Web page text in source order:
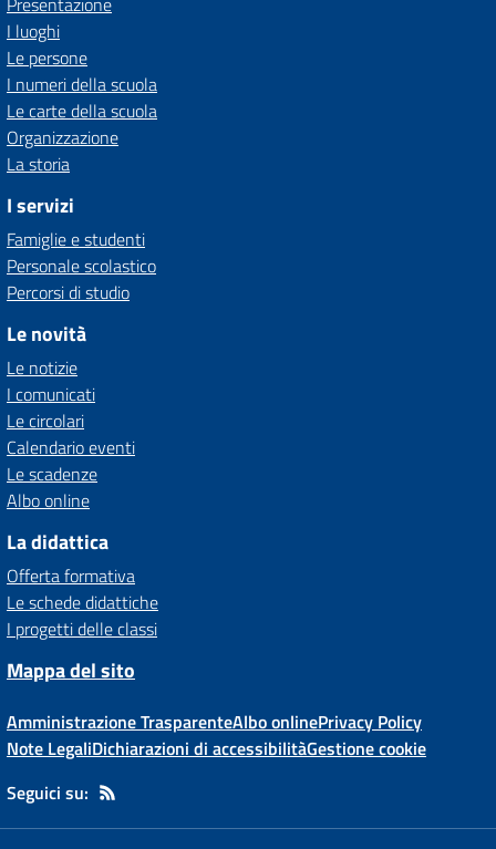
I luoghi
Le persone
I numeri della scuola
Le carte della scuola
Organizzazione
La storia
I servizi
Famiglie e studenti
Personale scolastico
Percorsi di studio
Le novità
Le notizie
I comunicati
Le circolari
Calendario eventi
Le scadenze
Albo online
La didattica
Offerta formativa
Le schede didattiche
I progetti delle classi
Mappa del sito
Amministrazione TrasparenteAlbo onlinePrivacy Policy
Note LegaliDichiarazioni di accessibilitàGestione cookie
Seguici su: